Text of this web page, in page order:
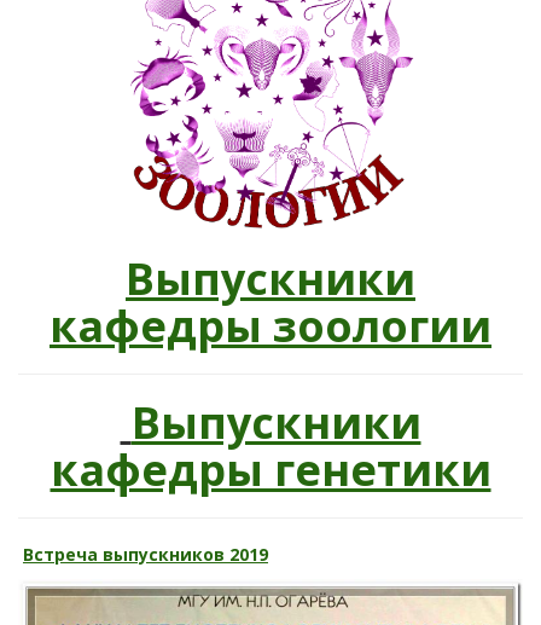
Выпускники
кафедры зоологии
Выпускники
кафедры генетики
Встреча выпускников 2019